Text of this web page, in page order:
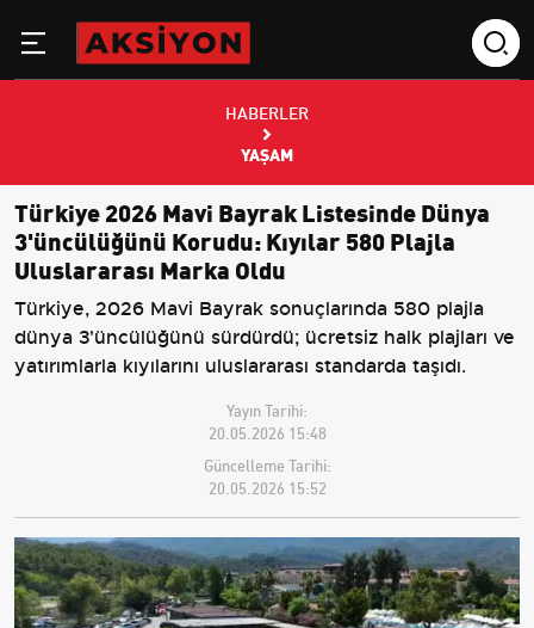
HABERLER
YAŞAM
Türkiye 2026 Mavi Bayrak Listesinde Dünya
3'üncülüğünü Korudu: Kıyılar 580 Plajla
Uluslararası Marka Oldu
Türkiye, 2026 Mavi Bayrak sonuçlarında 580 plajla
dünya 3'üncülüğünü sürdürdü; ücretsiz halk plajları ve
yatırımlarla kıyılarını uluslararası standarda taşıdı.
Yayın Tarihi:
20.05.2026 15:48
Güncelleme Tarihi:
20.05.2026 15:52